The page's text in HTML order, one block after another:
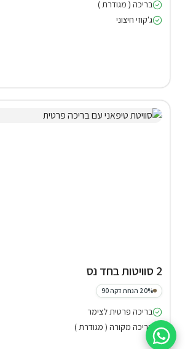
בריכה ( מגודרת )
ג'קוזי חיצוני
2 סוויטות בחד נס
20% הנחת דקה 90
בריכה פרטית לצימר
בריכה מקורה ( מגודרת )
סיוע בהזמנה